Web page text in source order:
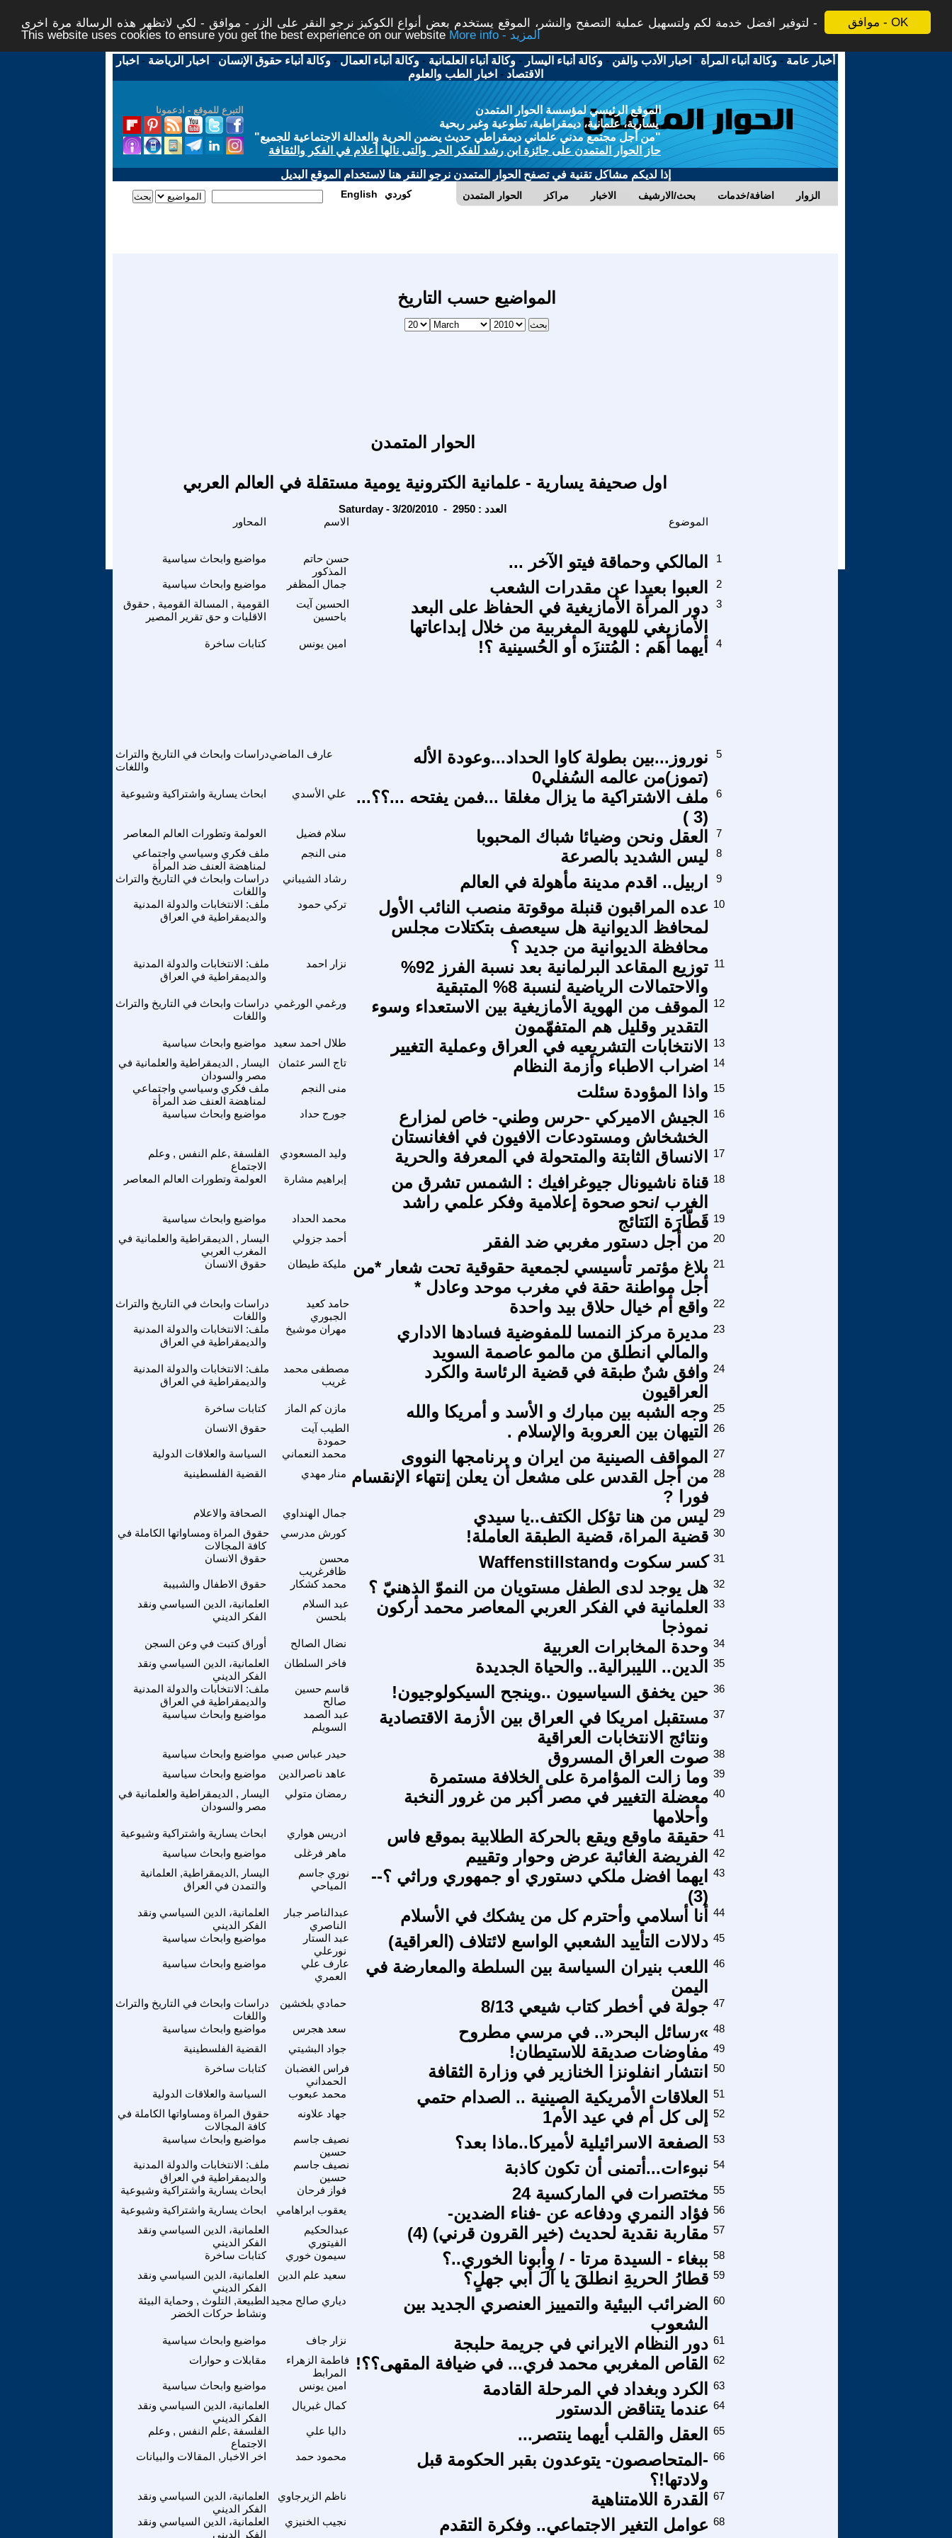
موافق - OK
لتوفير افضل خدمة لكم ولتسهيل عملية التصفح والنشر، الموقع يستخدم بعض أنواع الكوكيز نرجو النقر على الزر - موافق - لكي لاتظهر هذه الرسالة مرة اخرى -
This website uses cookies to ensure you get the best experience on our website
More info - المزيد
أخبار عامة -وكالة أنباء المرأة - اخبار الأدب والفن -وكالة أنباء اليسار -وكالة أنباء العلمانية -وكالة أنباء العمال -وكالة أنباء حقوق الإنسان - اخبار الرياضة - اخبار
الاقتصاد - اخبار الطب والعلوم
التبرع للموقع - ادعمونا
الموقع الرئيسي لمؤسسة الحوار المتمدن
يسارية، علمانية، ديمقراطية، تطوعية وغير ربحية
"من أجل مجتمع مدني علماني ديمقراطي حديث يضمن الحرية والعدالة الاجتماعية للجميع"
حاز الحوار المتمدن على جائزة ابن رشد للفكر الحر والتى نالها أعلام في الفكر والثقافة
إذا لديكم مشاكل تقنية في تصفح الحوار المتمدن نرجو النقر هنا لاستخدام الموقع البديل
الحوار المتمدن مراكز الاخبار بحث/الارشيف اضافة/خدمات الزوار English كوردي
المواضيع حسب التاريخ
الحوار المتمدن
اول صحيفة يسارية - علمانية الكترونية يومية مستقلة في العالم العربي
Saturday - 3/20/2010 - العدد : 2950
الاسم الموضوع
مواضيع وابحاث سياسية
حسن حاتم
المذكور
المالكي وحماقة فيتو الآخر ... 1
مواضيع وابحاث سياسية جمال المظفر العبوا بعيدا عن مقدرات الشعب
2
القومية , المسالة القومية , حقوق
الاقليات و حق تقرير المصير
الحسين آيت
باحسين
دور المرأة الأمازيغية في الحفاظ على البعد
الأمازيغي للهوية المغربية من خلال إبداعاتها
3
كتابات ساخرة امين يونس أيهما أهَم : المُتنزَه أو الحُسينية ؟! 4
دراسات وابحاث في التاريخ والتراث
واللغات
عارف الماضي
نوروز...بين بطولة كاوا الحداد...وعودة الأله
(تموز)من عالمه السُفلي0
5
ابحاث يسارية واشتراكية وشيوعية علي الأسدي
ملف الاشتراكية ما يزال مغلقا ...فمن يفتحه ...؟؟...
(3 )
6
العولمة وتطورات العالم المعاصر سلام فضيل العقل ونحن وضيائا شباك المحبوبا
7
ملف فكري وسياسي واجتماعي
لمناهضة العنف ضد المرأة
منى النجم ليس الشديد بالصرعة 8
دراسات وابحاث في التاريخ والتراث
واللغات
رشاد الشيباني اربيل.. اقدم مدينة مأهولة في العالم 9
ملف: الانتخابات والدولة المدنية
والديمقراطية في العراق
تركي حمود
عده المراقبون قنبلة موقوتة منصب النائب الأول
لمحافظ الديوانية هل سيعصف بتكتلات مجلس
محافظة الديوانية من جديد ؟
10
ملف: الانتخابات والدولة المدنية
والديمقراطية في العراق
نزار احمد
توزيع المقاعد البرلمانية بعد نسبة الفرز 92%
والاحتمالات الرياضية لنسبة 8% المتبقية
11
دراسات وابحاث في التاريخ والتراث
واللغات
ورغمي الورغمي
الموقف من الهوية الأمازيغية بين الاستعداء وسوء
التقدير وقليل هم المتفهّمون
12
مواضيع وابحاث سياسية طلال احمد سعيد الانتخابات التشريعيه في العراق وعملية التغيير
13
اليسار , الديمقراطية والعلمانية في
مصر والسودان
تاج السر عثمان اضراب الاطباء وأزمة النظام 14
ملف فكري وسياسي واجتماعي
لمناهضة العنف ضد المرأة
منى النجم واذا المؤودة سئلت 15
مواضيع وابحاث سياسية جورج حداد
الجيش الاميركي -حرس وطني- خاص لمزارع
الخشخاش ومستودعات الافيون في افغانستان
16
الفلسفة ,علم النفس , وعلم
الاجتماع
وليد المسعودي الانساق الثابتة والمتحولة في المعرفة والحرية 17
العولمة وتطورات العالم المعاصر إبراهيم مشارة
قناة ناشيونال جيوغرافيك : الشمس تشرق من
الغرب /نحو صحوة إعلامية وفكر علمي راشد
18
مواضيع وابحاث سياسية محمد الحداد قَطّارَة النَتائج 19
اليسار , الديمقراطية والعلمانية في
المغرب العربي
أحمد جزولي من أجل دستور مغربي ضد الفقر 20
حقوق الانسان مليكة طيطان
بلاغ مؤتمر تأسيسي لجمعية حقوقية تحت شعار *من
أجل مواطنة حقة في مغرب موحد وعادل *
21
دراسات وابحاث في التاريخ والتراث
واللغات
حامد كعيد
الجبوري
واقع أم خيال حلاق بيد واحدة 22
ملف: الانتخابات والدولة المدنية
والديمقراطية في العراق
مهران موشيخ
مديرة مركز النمسا للمفوضية فسادها الاداري
والمالي انطلق من مالمو عاصمة السويد
23
ملف: الانتخابات والدولة المدنية
والديمقراطية في العراق
مصطفى محمد
غريب
وافق شنٌ طبقة في قضية الرئاسة والكرد
العراقيون
24
كتابات ساخرة مازن كم الماز وجه الشبه بين مبارك و الأسد و أمريكا والله 25
حقوق الانسان
الطيب آيت
حمودة
التيهان بين العروبة والإسلام . 26
السياسة والعلاقات الدولية محمد النعماني المواقف الصينية من ايران و برنامجها النووى
27
القضية الفلسطينية
منار مهدي من أجل القدس على مشعل أن يعلن إنتهاء الإنقسام
فورا ?
28
الصحافة والاعلام جمال الهنداوي ليس من هنا تؤكل الكتف..يا سيدي 29
حقوق المراة ومساواتها الكاملة في
كافة المجالات
كورش مدرسي قضية المراة، قضية الطبقة العاملة! 30
حقوق الانسان
محسن
ظافرغريب
كسر سكوت وWaffenstillstand 31
حقوق الاطفال والشبيبة محمد كشكار هل يوجد لدى الطفل مستويان من النموّ الذهنيّ ؟ 32
العلمانية، الدين السياسي ونقد
الفكر الديني
عبد السلام
بلحسن
العلمانية في الفكر العربي المعاصر محمد أركون
نموذجا
33
أوراق كتبت في وعن السجن نضال الصالح وحدة المخابرات العربية 34
العلمانية، الدين السياسي ونقد
الفكر الديني
فاخر السلطان الدين.. الليبرالية.. والحياة الجديدة 35
ملف: الانتخابات والدولة المدنية
والديمقراطية في العراق
قاسم حسين
صالح
حين يخفق السياسيون ..وينجح السيكولوجيون! 36
مواضيع وابحاث سياسية
عبد الصمد
السويلم
مستقبل امريكا في العراق بين الأزمة الاقتصادية
ونتائج الانتخابات العراقية
37
مواضيع وابحاث سياسية حيدر عباس صبي صوت العراق المسروق 38
مواضيع وابحاث سياسية
عاهد ناصرالدين وما زالت المؤامرة على الخلافة مستمرة 39
اليسار , الديمقراطية والعلمانية في
مصر والسودان
رمضان متولي
معضلة التغيير في مصر أكبر من غرور النخبة
وأحلامها
40
ابحاث يسارية واشتراكية وشيوعية ادريس هواري حقيقة ماوقع ويقع بالحركة الطلابية بموقع فاس 41
مواضيع وابحاث سياسية
ماهر فرغلى الفريضة الغائبة عرض وحوار وتقييم
42
اليسار ,الديمقراطية, العلمانية
والتمدن في العراق
نوري جاسم
المياحي
ايهما افضل ملكي دستوري او جمهوري وراثي ؟--
(3)
43
العلمانية، الدين السياسي ونقد
الفكر الديني
عبدالناصر جبار
الناصري
أنا أسلامي وأحترم كل من يشكك في الأسلام 44
مواضيع وابحاث سياسية
عبد الستار
نورعلي
دلالات التأييد الشعبي الواسع لائتلاف (العراقية) 45
مواضيع وابحاث سياسية
عارف علي
العمري
اللعب بنيران السياسة بين السلطة والمعارضة في
اليمن
46
دراسات وابحاث في التاريخ والتراث
واللغات
حمادي بلخشين جولة في أخطر كتاب شيعي 8/13 47
مواضيع وابحاث سياسية سعد هجرس »رسائل البحر«.. في مرسي مطروح 48
القضية الفلسطينية
جواد البشيتي مفاوضات صديقة للاستيطان! 49
كتابات ساخرة
فراس الغضبان
الحمداني
انتشار انفلونزا الخنازير في وزارة الثقافة 50
السياسة والعلاقات الدولية محمد عبعوب العلاقات الأمريكية الصينية .. الصدام حتمي
51
حقوق المراة ومساواتها الكاملة في
كافة المجالات
جهاد علاونه إلى كل أم في عيد الأم1 52
مواضيع وابحاث سياسية
نصيف جاسم
حسين
الصفعة الاسرائيلية لأميركا..ماذا بعد؟ 53
ملف: الانتخابات والدولة المدنية
والديمقراطية في العراق
نصيف جاسم
حسين
نبوءات...أتمنى أن تكون كاذبة 54
ابحاث يسارية واشتراكية وشيوعية فواز فرحان مختصرات في الماركسية 24 55
ابحاث يسارية واشتراكية وشيوعية
يعقوب ابراهامي فؤاد النمري ودفاعه عن -فناء الضدين- 56
العلمانية، الدين السياسي ونقد
الفكر الديني
عبدالحكيم
الفيتوري
مقاربة نقدية لحديث (خير القرون قرني) (4) 57
كتابات ساخرة سيمون خوري ببغاء - السيدة مرتا - / وأبونا الخوري..؟ 58
العلمانية، الدين السياسي ونقد
الفكر الديني
سعيد علم الدين قطارُ الحريةِ انطلقَ يا آلَ أبي جهلٍ؟ 59
الطبيعة, التلوث , وحماية البيئة
ونشاط حركات الخضر
دياري صالح مجيد
الضرائب البيئية والتمييز العنصري الجديد بين
الشعوب
60
مواضيع وابحاث سياسية نزار جاف دور النظام الايراني في جريمة حلبجة 61
مقابلات و حوارات
فاطمة الزهراء
المرابط
القاص المغربي محمد فري... في ضيافة المقهى؟؟! 62
مواضيع وابحاث سياسية امين يونس الكرد وبغداد في المرحلة القادمة
63
العلمانية، الدين السياسي ونقد
الفكر الديني
كمال غبريال عندما يتناقض الدستور 64
الفلسفة ,علم النفس , وعلم
الاجتماع
داليا علي العقل والقلب أيهما ينتصر... 65
اخر الاخبار, المقالات والبيانات محمود حمد
-المتحاصصون- يتوعدون بقبر الحكومة قبل
ولادتها!؟
66
العلمانية، الدين السياسي ونقد
الفكر الديني
ناظم الزيرجاوي القدرة اللامتناهية 67
العلمانية، الدين السياسي ونقد
الفكر الديني
نجيب الخنيزي عوامل التغير الاجتماعي.. وفكرة التقدم 68